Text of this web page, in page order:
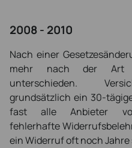
2008 - 2010
Nach einer
mehr nach der Art
unterschieden.
grundsätzlich ein 30-
fast alle Anbieter von
fehlerhafte
ein Widerruf oft noch